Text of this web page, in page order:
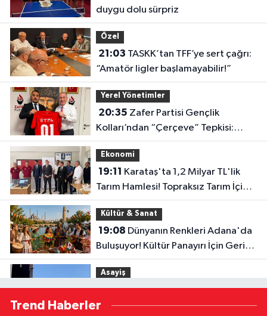
duygu dolu sürpriz
Özel
21:03
“Amatör ligler başlamayabilir!”
Yerel Yönetimler
20:35
Kolları’ndan “Çerçeve” Tepkisi:
“Türkiye’nin Geleceği Pazarlık
Konusu Yapılamaz”
Ekonomi
19:11
Tarım Hamlesi! Topraksız Tarım İçin
Eğitimler Başladı
Kültür & Sanat
19:08
Buluşuyor! Kültür Panayırı İçin Geri
Sayım Başladı
Asayiş
18:05Yumurtalık'ta Eve Giren Yılan
İtfaiyeyi Harekete Geçirdi
Trend Haberler